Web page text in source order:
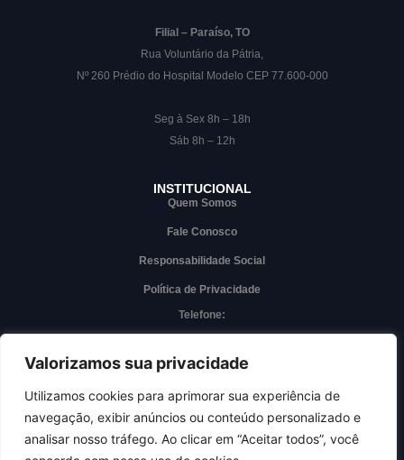
Valorizamos sua privacidade
Utilizamos cookies para aprimorar sua experiência de
navegação, exibir anúncios ou conteúdo personalizado e
analisar nosso tráfego. Ao clicar em “Aceitar todos”, você
Filial – Paraíso, TO
Rua Voluntário da Pátria,
Nº 260 Prédio do Hospital Modelo CEP 77.600-000
Seg à Sex 8h – 18h
Sáb 8h – 12h
INSTITUCIONAL
Quem Somos
Fale Conosco
Responsabilidade Social
Política de Privacidade
Telefone:
Whatsapp
Acesso interno